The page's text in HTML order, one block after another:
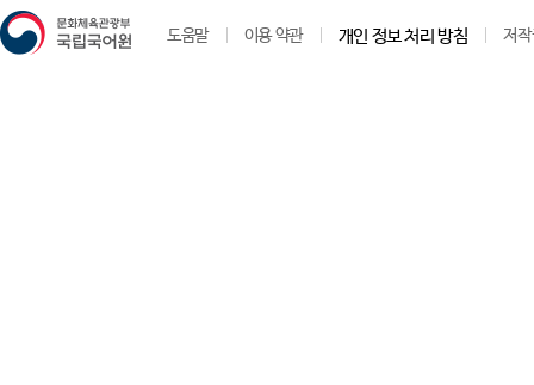
도움말 이용 약관 개인 정보 처리 방침 저